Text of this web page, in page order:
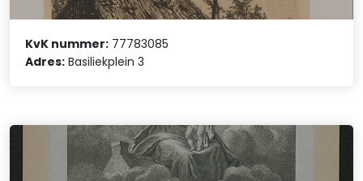
KvK nummer: 77783085
Adres: Basiliekplein 3